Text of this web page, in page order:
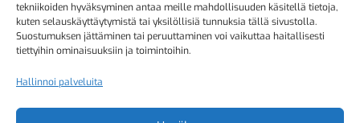
tekniikoiden hyväksyminen antaa meille mahdollisuuden käsitellä tietoja,
kuten selauskäyttäytymistä tai yksilöllisiä tunnuksia tällä sivustolla.
Suostumuksen jättäminen tai peruuttaminen voi vaikuttaa haitallisesti
tiettyihin ominaisuuksiin ja toimintoihin.
Hallinnoi palveluita
040 725 3186
kristiina.makinen@simmis.fi